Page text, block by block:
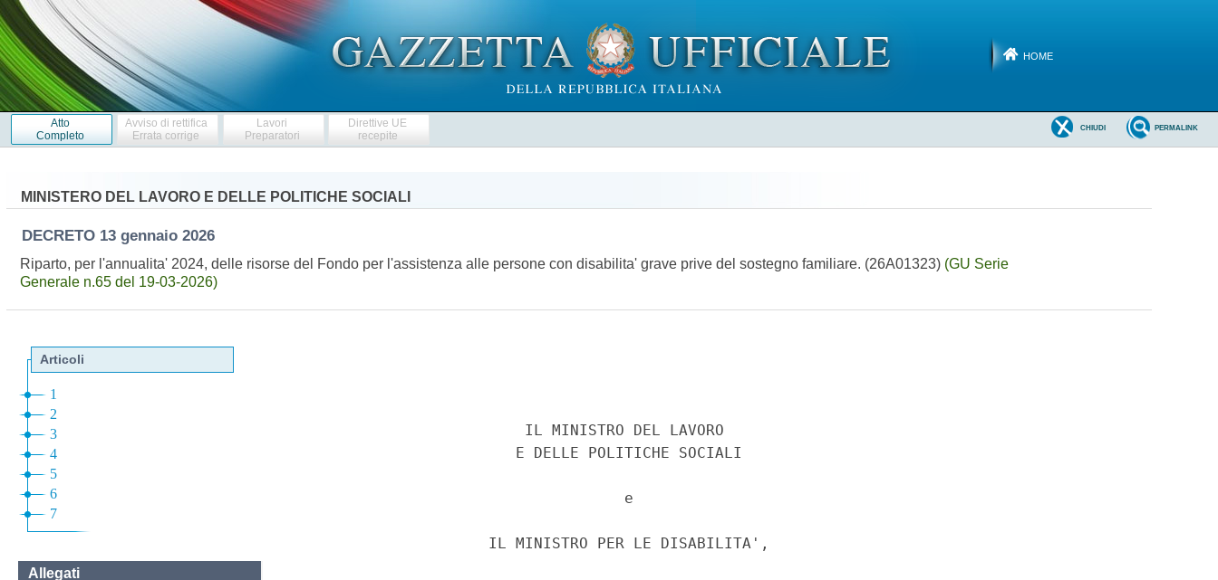
HOME
Atto
Completo
Avviso di rettifica
Errata corrige
Lavori
Preparatori
Direttive UE
recepite
PERMALINK
CHIUDI
MINISTERO DEL LAVORO E DELLE POLITICHE SOCIALI
DECRETO 13 gennaio 2026
Riparto, per l'annualita' 2024, delle risorse del Fondo per l'assistenza alle persone con disabilita' grave prive del sostegno familiare. (26A01323) (GU Serie
Generale n.65 del 19-03-2026)